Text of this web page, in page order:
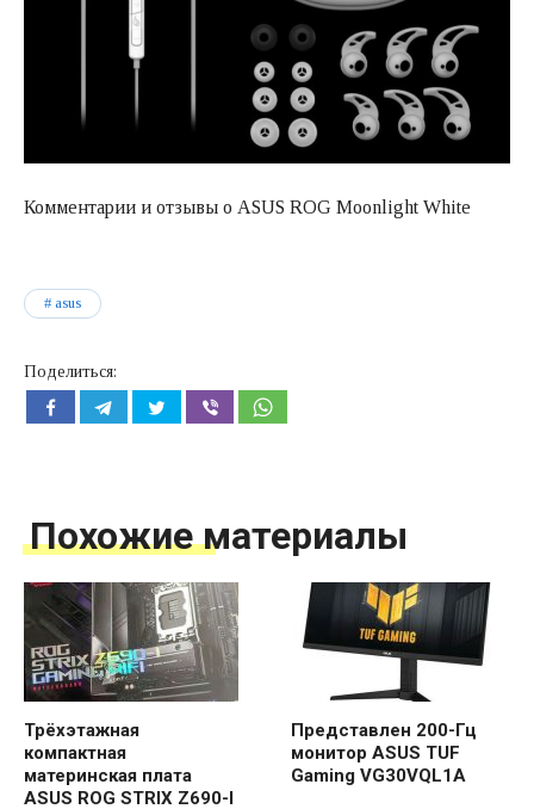
Комментарии и отзывы о ASUS ROG Moonlight White
asus
Поделиться:
Похожие материалы
Трёхэтажная
компактная
материнская плата
ASUS ROG STRIX Z690-I
Представлен 200-Гц
монитор ASUS TUF
Gaming VG30VQL1A